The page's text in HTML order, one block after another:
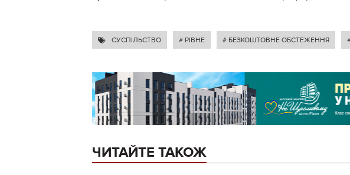
СУСПІЛЬСТВО # РІВНЕ # БЕЗКОШТОВНЕ ОБСТЕЖЕННЯ
ЧИТАЙТЕ ТАКОЖ